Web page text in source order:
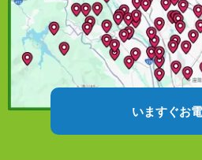
いますぐお